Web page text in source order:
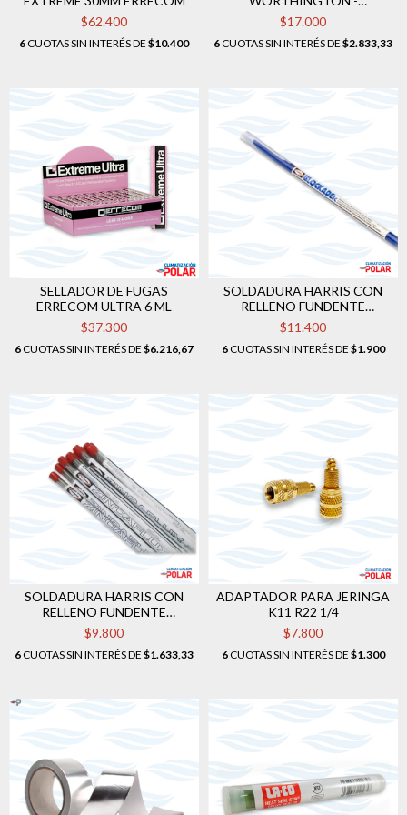
$62.400
6CUOTAS SIN INTERÉS DE $10.400
DESCARTABLE
$17.000
6CUOTAS SIN INTERÉS DE $2.833,33
SELLADOR DE FUGAS
ERRECOM ULTRA 6 ML
$37.300
6CUOTAS SIN INTERÉS DE $6.216,67
SOLDADURA HARRIS CON
RELLENO FUNDENTE
BLOCKADE X VARILLA 50 CM
$11.400
6CUOTAS SIN INTERÉS DE $1.900
SOLDADURA HARRIS CON
RELLENO FUNDENTE
ZINCAFLUX X VARILLA 50 CM
$9.800
6CUOTAS SIN INTERÉS DE $1.633,33
ADAPTADOR PARA JERINGA
K11 R22 1/4
$7.800
6CUOTAS SIN INTERÉS DE $1.300